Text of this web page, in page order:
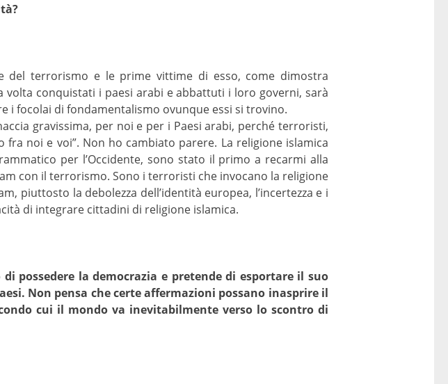
del terrorismo e le prime vittime di esso, come dimostra
conquistati i paesi arabi e abbattuti i loro governi, sarà
i focolai di fondamentalismo ovunque essi si trovino.
gravissima, per noi e per i Paesi arabi, perché terroristi,
noi e voi”. Non ho cambiato parere. La religione islamica
per l’Occidente, sono stato il primo a recarmi alla
con il terrorismo. Sono i terroristi che invocano la religione
piuttosto la debolezza dell’identità europea, l’incertezza e i
di integrare cittadini di religione islamica.
possedere la democrazia e pretende di esportare il suo
Non pensa che certe affermazioni possano inasprire il
cui il mondo va inevitabilmente verso lo scontro di